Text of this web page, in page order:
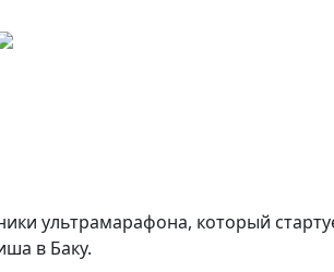
ультрамарафона, который
в Баку.